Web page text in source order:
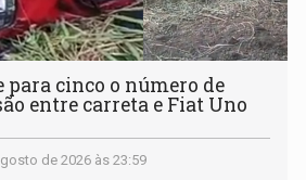
para cinco o número de
entre carreta e Fiat Uno
de 2026 às 23:59